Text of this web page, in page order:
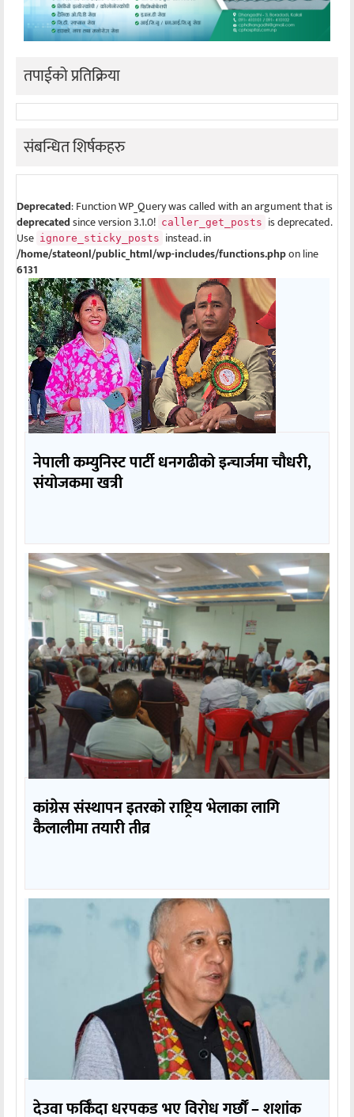
तपाईको प्रतिक्रिया
संबन्धित शिर्षकहरु
Deprecated: Function WP_Query was called with an argument that is
deprecatedsince version 3.1.0! caller_get_posts is deprecated.
Use ignore_sticky_posts instead. in
/home/stateonl/public_html/wp-includes/functions.phpon line
6131
नेपाली कम्युनिस्ट पार्टी धनगढीको इन्चार्जमा चौधरी,
संयोजकमा खत्री
कांग्रेस संस्थापन इतरको राष्ट्रिय भेलाका लागि
कैलालीमा तयारी तीव्र
देउवा फर्किँदा धरपकड भए विरोध गर्छौँं – शशांक